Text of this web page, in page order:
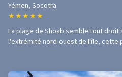
Yémen, Socotra
★ ★ ★ ★ ★
La plage de Shoab semble tout droit
l'extrémité nord-ouest de l'île, cette